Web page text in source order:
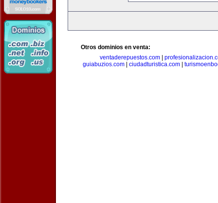
Otros dominios en venta:
ventaderepuestos.com
guiabuzios.com| ciudadturistica.com|